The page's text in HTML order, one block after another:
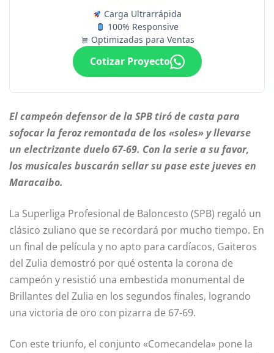
Carga Ultrarrápida
100% Responsive
Optimizadas para Ventas
Cotizar Proyecto
El campeón defensor de la SPB tiró de casta para
sofocar la feroz remontada de los «soles» y llevarse
un electrizante duelo 67-69. Con la serie a su favor,
los musicales buscarán sellar su pase este jueves en
Maracaibo.
La Superliga Profesional de Baloncesto (SPB) regaló un
clásico zuliano que se recordará por mucho tiempo. En
un final de película y no apto para cardíacos, Gaiteros
del Zulia demostró por qué ostenta la corona de
campeón y resistió una embestida monumental de
Brillantes del Zulia en los segundos finales, logrando
una victoria de oro con pizarra de 67-69.
Con este triunfo, el conjunto «Comecandela» pone la